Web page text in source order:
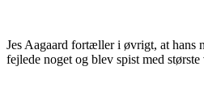
Jes Aagaard fortæller i øvrigt, at hans
fejlede noget og blev spist med største